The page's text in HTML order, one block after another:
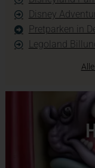
Disney
Pretparken in
Legoland